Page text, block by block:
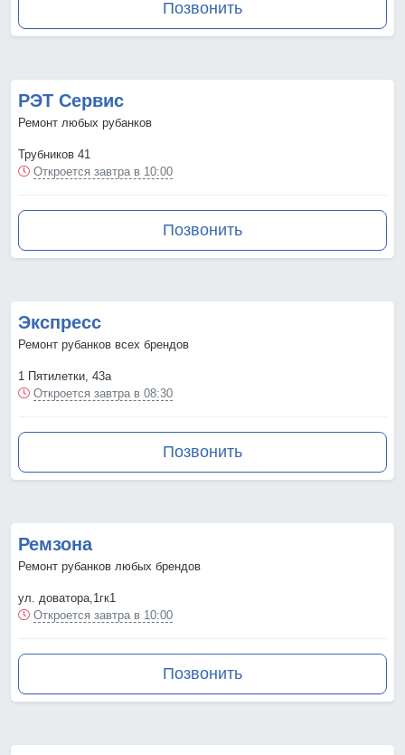
Позвонить
РЭТ Сервис
Ремонт любых рубанков
Трубников 41
Откроется завтра в 10:00
Позвонить
Экспресс
Ремонт рубанков всех брендов
1 Пятилетки, 43а
Откроется завтра в 08:30
Позвонить
Ремзона
Ремонт рубанков любых брендов
ул. доватора,1гк1
Откроется завтра в 10:00
Позвонить